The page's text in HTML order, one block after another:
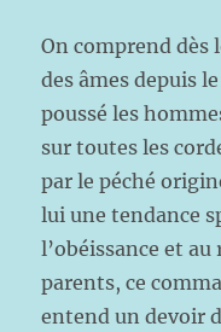
On comprend dès
des âmes depuis
poussé les
sur toutes les
par le péché
lui une tendance
l’obéissance et au
parents, ce
entend un devoir